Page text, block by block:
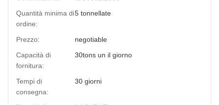
Quantità minima di
ordine:
5 tonnellate
Prezzo:
negotiable
Capacità di
fornitura:
30tons un il giorno
Tempi di
consegna:
30 giorni